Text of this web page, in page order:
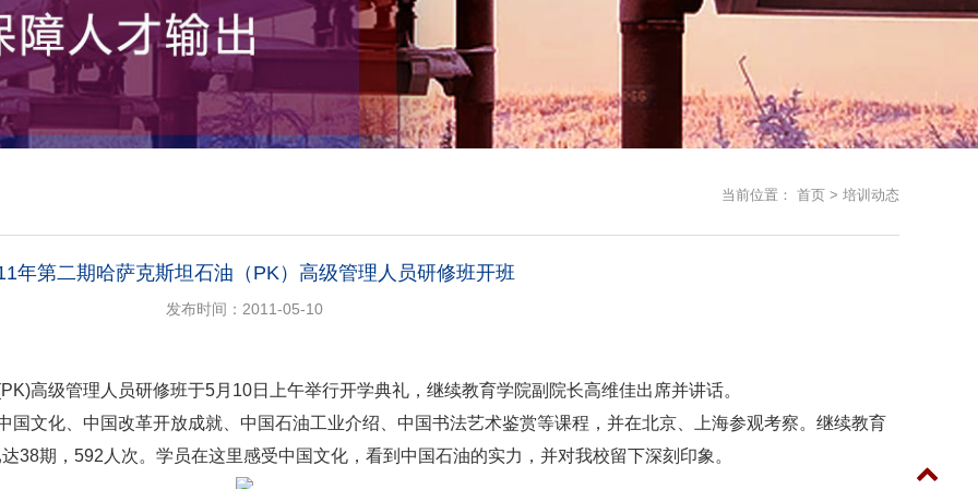
当前位置： 首页 > 培训动态
年第二期哈萨克斯坦石油（PK）高级管理人员研修班开班
发布时间：2011-05-10
高级管理人员研修班于5月10日上午举行开学典礼，继续教育学院副院长高维佳出席并讲话。
文化、中国改革开放成就、中国石油工业介绍、中国书法艺术鉴赏等课程，并在北京、上海参观考察。继续教育
38期，592人次。学员在这里感受中国文化，看到中国石油的实力，并对我校留下深刻印象。